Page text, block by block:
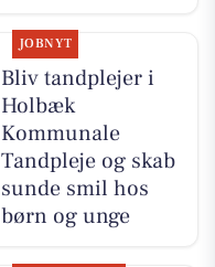
JOBNYT
Bliv tandplejer i
Holbæk
Kommunale
Tandpleje og skab
sunde smil hos
børn og unge